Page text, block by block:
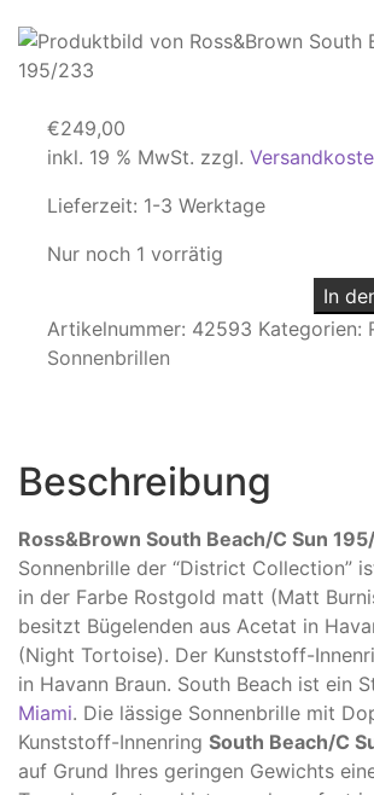
€249,00
inkl. 19 % MwSt. zzgl.
Lieferzeit: 1-3 Werktage
Nur noch 1 vorrätig
In
Artikelnummer: 42593 Kategorien:
Sonnenbrillen
Beschreibung
Ross&Brown South Beach/C Sun
Sonnenbrille der “District Collection”
in der Farbe Rostgold matt (Matt
besitzt Bügelenden aus Acetat in
(Night Tortoise). Der Kunststoff-
in Havann Braun. South Beach ist ein
Miami. Die lässige Sonnenbrille mit
Kunststoff-Innenring South Beach/C
auf Grund Ihres geringen Gewichts